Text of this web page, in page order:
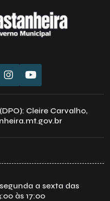
Cleire Carvalho,
a sexta das
às 17:00